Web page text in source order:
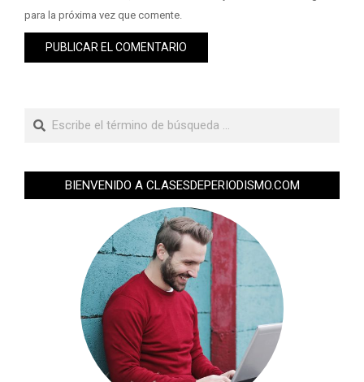
para la próxima vez que comente.
BIENVENIDO A CLASESDEPERIODISMO.COM